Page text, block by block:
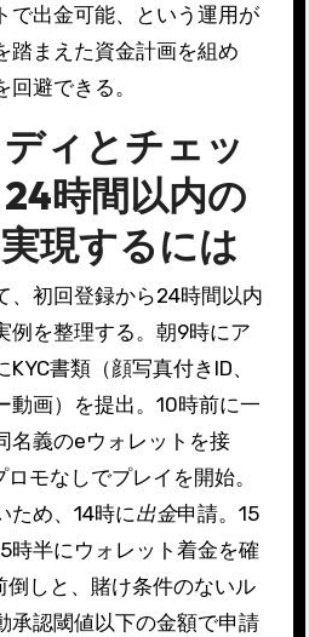
で出金可能、という運用が
踏まえた資金計画を組め
避できる。
ィとチェッ
時間以内の
現するには
、初回登録から24時間以内
例を整理する。朝9時にア
書類（顔写真付きID、
動画）を提出。10時前に一
名義のeウォレットを接
モなしでプレイを開始。
ため、14時に出金申請。15
時半にウォレット着金を確
倒しと、賭け条件のないル
承認閾値以下の金額で申請